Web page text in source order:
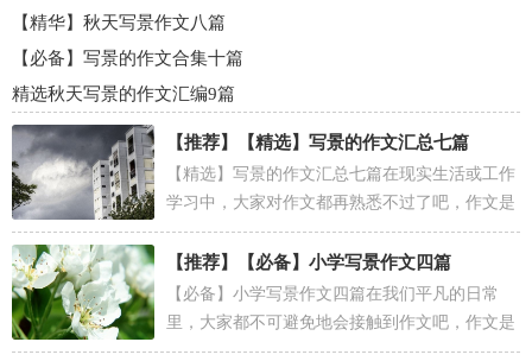
【精华】秋天写景作文八篇
【必备】写景的作文合集十篇
精选秋天写景的作文汇编9篇
【推荐】 【精选】写景的作文汇总七篇
【精选】写景的作文汇总七篇在现实生活或工作
学习中，大家对作文都再熟悉不过了吧，作文是
人们把记忆中所存储的有关知识、经验和思想用
书面形式...
【推荐】 【必备】小学写景作文四篇
【必备】小学写景作文四篇在我们平凡的日常
里，大家都不可避免地会接触到作文吧，作文是
一种言语活动，具有高度的综合性和创造性。那